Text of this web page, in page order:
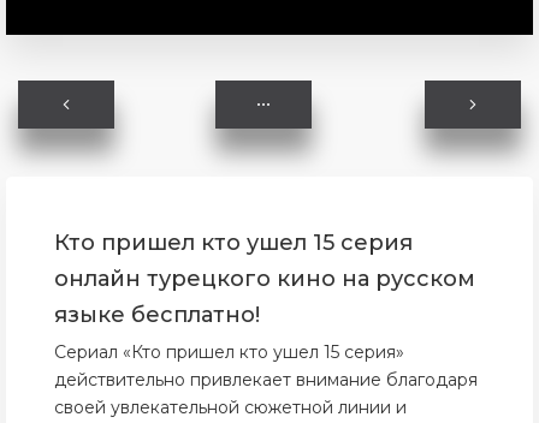
Кто пришел кто ушел 15 серия
онлайн турецкого кино на русском
языке бесплатно!
Сериал «Кто пришел кто ушел 15 серия»
действительно привлекает внимание благодаря
своей увлекательной сюжетной линии и